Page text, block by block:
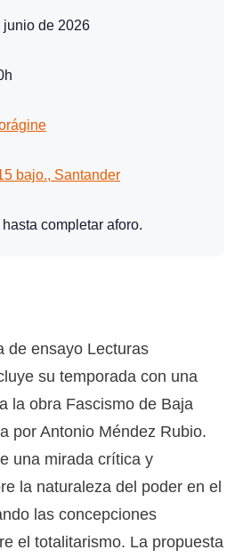
junio de 2026
bajo., Santander
completar aforo.
de ensayo Lecturas
su temporada con una
la obra Fascismo de Baja
por Antonio Méndez Rubio.
una mirada crítica y
la naturaleza del poder en el
las concepciones
el totalitarismo. La propuesta